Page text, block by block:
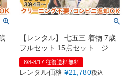
【レンタル】 七五三 着物 7歳
フルセット 15点セット ジ
ル・スチュアート
8/8-8/17 往復送料無料
レンタル価格 ¥21,780税込